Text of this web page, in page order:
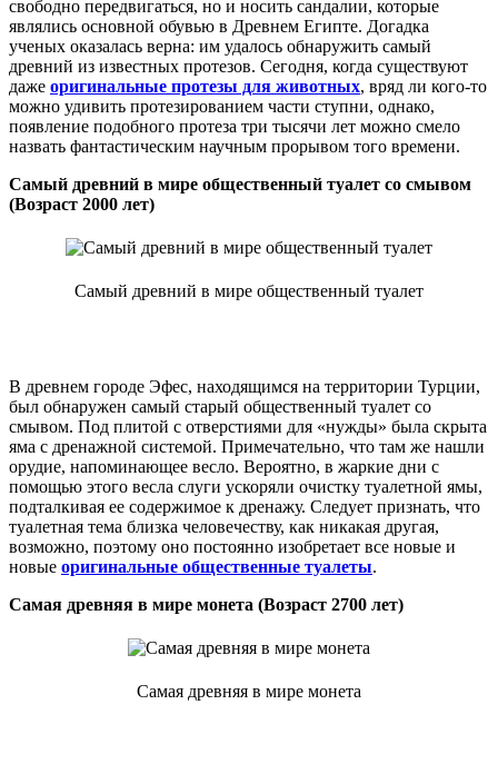
свободно передвигаться, но и носить сандалии, которые
являлись основной обувью в Древнем Египте. Догадка
ученых оказалась верна: им удалось обнаружить самый
древний из известных протезов. Сегодня, когда существуют
даже оригинальные протезы для животных, вряд ли кого-то
можно удивить протезированием части ступни, однако,
появление подобного протеза три тысячи лет можно смело
назвать фантастическим научным прорывом того времени.
Самый древний в мире общественный туалет со смывом
(Возраст 2000 лет)
Самый древний в мире общественный туалет
В древнем городе Эфес, находящимся на территории Турции,
был обнаружен самый старый общественный туалет со
смывом. Под плитой с отверстиями для «нужды» была скрыта
яма с дренажной системой. Примечательно, что там же нашли
орудие, напоминающее весло. Вероятно, в жаркие дни с
помощью этого весла слуги ускоряли очистку туалетной ямы,
подталкивая ее содержимое к дренажу. Следует признать, что
туалетная тема близка человечеству, как никакая другая,
возможно, поэтому оно постоянно изобретает все новые и
новые оригинальные общественные туалеты.
Самая древняя в мире монета (Возраст 2700 лет)
Самая древняя в мире монета